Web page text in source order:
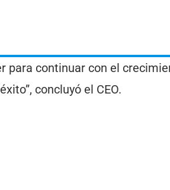
para continuar con el
concluyó el CEO.